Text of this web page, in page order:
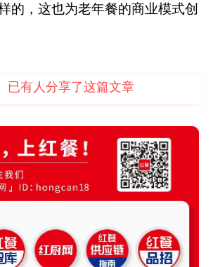
的，这也为老年餐的商业模式创
已有人分享了这篇文章